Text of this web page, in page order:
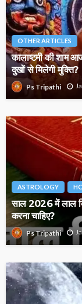
OTHER ARTICLES
कालाष्टमी की शाम
दुखों से मिलेगी मुक्ति?
Ps Tripathi
ASTROLOGY
साल 2026 में लाल
करना चाहिए?
Ps Tripathi